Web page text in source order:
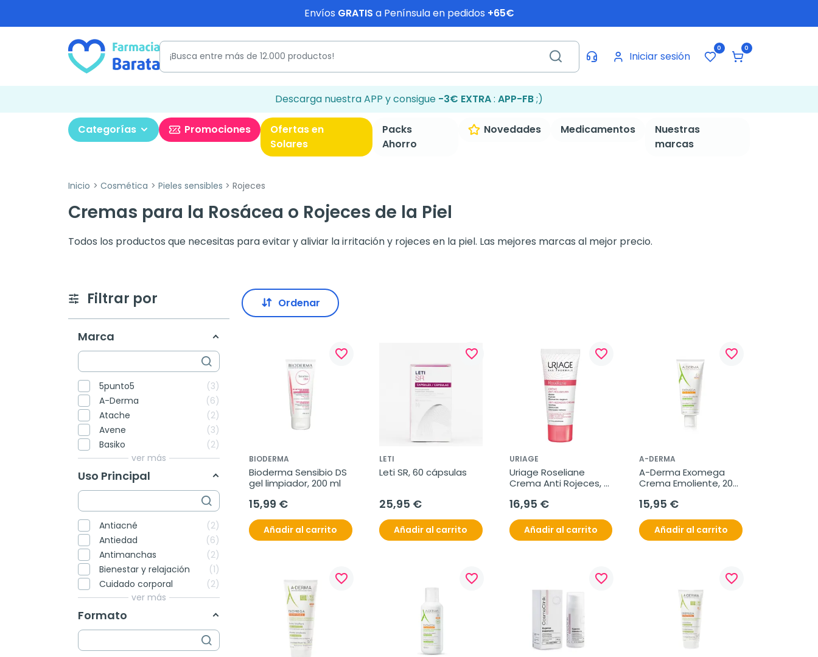
Envíos GRATIS a Península en pedidos +65€
Iniciar sesión
0 0
Descarga nuestra APP y consigue -3€ EXTRA: APP-FB;)
Categorías Promociones
Ofertas en
Solares
Packs
Ahorro
Novedades Medicamentos
Nuestras
marcas
Inicio Cosmética Pieles sensibles Rojeces
Cremas para la Rosácea o Rojeces de la Piel
Todos los productos que necesitas para evitar y aliviar la irritación y rojeces en la piel. Las mejores marcas al mejor precio.
Filtrar por
Marca
5punto5
3
A-Derma
6
Atache
2
Avene
3
Basiko
2
ver más
Uso Principal
Antiacné
2
Antiedad
6
Antimanchas
2
Bienestar y relajación
1
Cuidado corporal
2
ver más
Formato
Ordenar
favorite_border
BIODERMA
Bioderma Sensibio DS
gel limpiador, 200 ml
15,99 €
Añadir al carrito
favorite_border
LETI
Leti SR, 60 cápsulas
25,95 €
Añadir al carrito
favorite_border
URIAGE
Uriage Roseliane
Crema Anti Rojeces,
16,95 €
Añadir al carrito
favorite_border
A-DERMA
A-Derma Exomega
Crema Emoliente, 200
15,95 €
Añadir al carrito
favorite_border favorite_border favorite_border favorite_border